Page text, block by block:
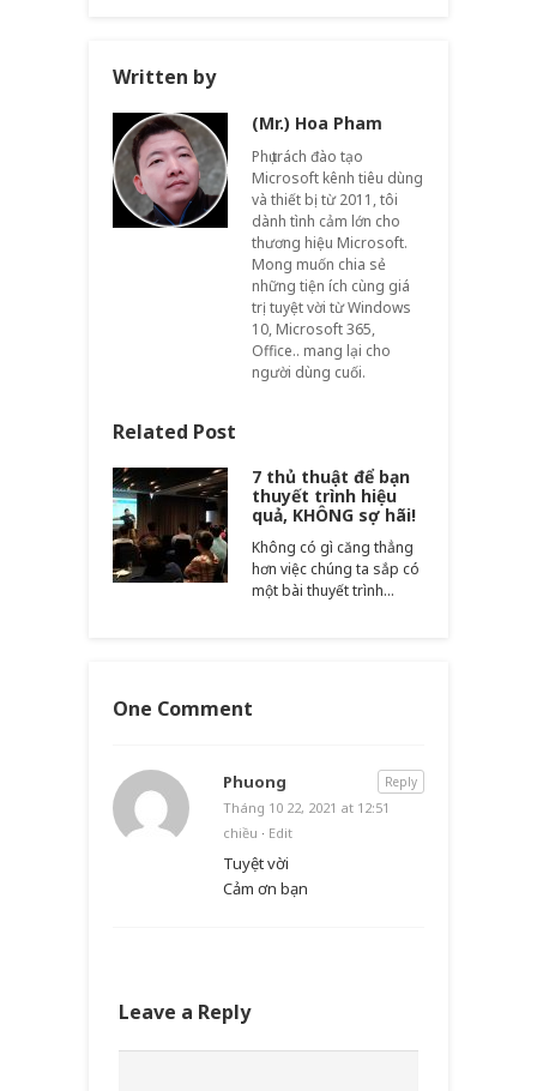
Written by
(Mr.) Hoa Pham
Phụ trách đào tạo
Microsoft kênh tiêu dùng
và thiết bị từ 2011, tôi
dành tình cảm lớn cho
thương hiệu Microsoft.
Mong muốn chia sẻ
những tiện ích cùng giá
trị tuyệt vời từ Windows
10, Microsoft 365,
Office.. mang lại cho
người dùng cuối.
Related Post
7 thủ thuật để bạn
thuyết trình hiệu
quả, KHÔNG sợ hãi!
Không có gì căng thẳng
hơn việc chúng ta sắp có
một bài thuyết trình…
One Comment
Phuong
Tháng 10 22, 2021 at 12:51
chiều · Edit
Tuyệt vời
Cảm ơn bạn
Reply
Leave a Reply